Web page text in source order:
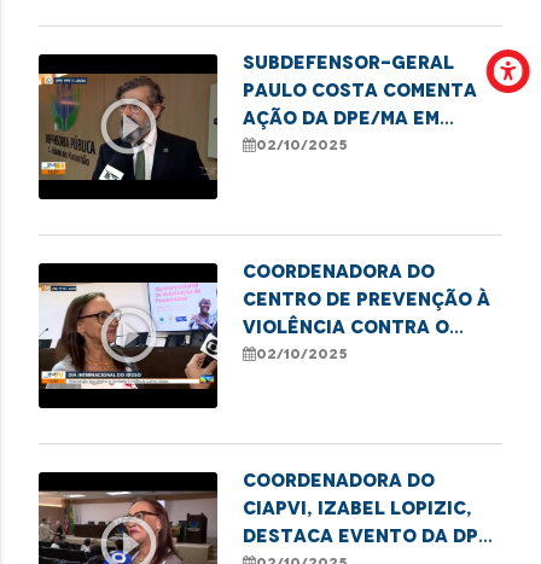
play_circle_outline
Subdefensor-geral
Paulo Costa comenta
ação da DPE/MA em
alusão ao Dia da
02/10/2025
play_circle_outline
Coordenadora do
Centro de Prevenção à
Violência contra o
Idoso da DPE/MA, Isabel
pessoa idosa
02/10/2025
play_circle_outline
Coordenadora do
CIAPVI, Izabel Lopizic,
destaca evento da DPE